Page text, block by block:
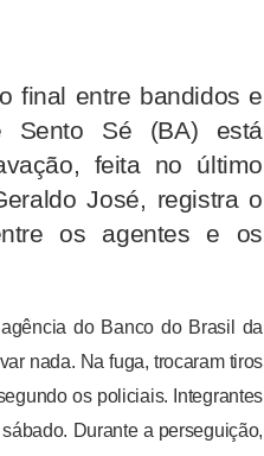
final entre bandidos e
Sento Sé (BA) está
feita no último
José, registra o
os agentes e os
do Banco do Brasil da
nada. Na fuga, trocaram tiros
os policiais. Integrantes
Durante a perseguição,